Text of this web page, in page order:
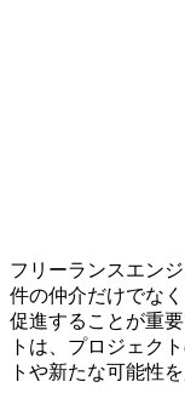
フリーランスエン
件の仲介だけでな
促進することが重
トは、プロジェク
トや新たな可能性